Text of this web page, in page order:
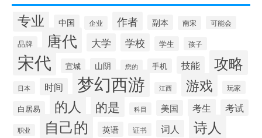
专业 中国 企业 作者 副本 南宋 可能会
品牌 唐代 大学 学校 学生 孩子
宋代 宣城 山阴 您的 手机 技能 攻略
日本 时间 梦幻西游 江西 游戏 玩家
白居易 的人 的是 科目 美国 考生 考试
职业 自己的 英语 证书 词人 诗人